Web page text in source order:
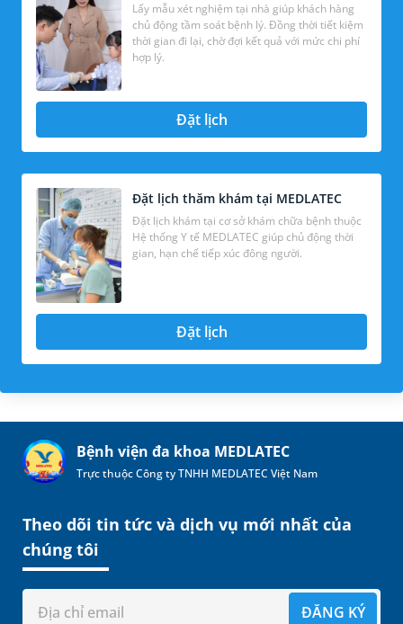
Lấy mẫu xét nghiệm tại nhà giúp khách hàng
chủ động tầm soát bệnh lý. Đồng thời tiết kiệm
thời gian đi lại, chờ đợi kết quả với mức chi phí
hợp lý.
Đặt lịch
Đặt lịch thăm khám tại MEDLATEC
Đặt lịch khám tại cơ sở khám chữa bệnh thuộc
Hệ thống Y tế MEDLATEC giúp chủ động thời
gian, hạn chế tiếp xúc đông người.
Đặt lịch
Bệnh viện đa khoa MEDLATEC
Trực thuộc Công ty TNHH MEDLATEC Việt Nam
Theo dõi tin tức và dịch vụ mới nhất của
chúng tôi
ĐĂNG KÝ